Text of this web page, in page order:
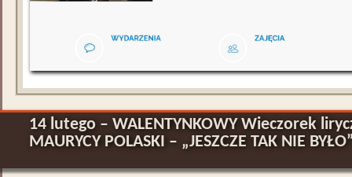
14 lutego – WALENTYNKOWY Wieczorek
MAURYCY POLASKI – „JESZCZE TAK NIE